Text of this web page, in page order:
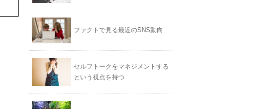
ファクトで見る最近のSNS動向
セルフトークをマネジメントする
という視点を持つ